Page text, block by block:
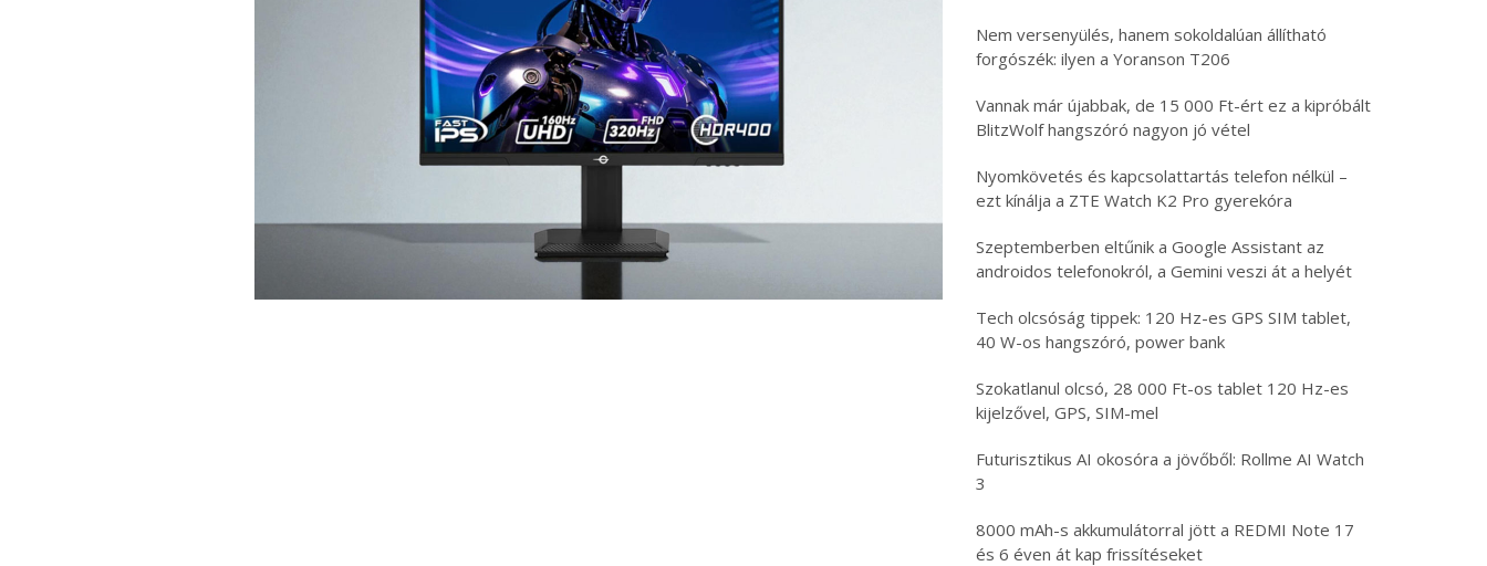
Nem versenyülés, hanem sokoldalúan állítható
forgószék: ilyen a Yoranson T206
Vannak már újabbak, de 15 000 Ft-ért ez a kipróbált
BlitzWolf hangszóró nagyon jó vétel
Nyomkövetés és kapcsolattartás telefon nélkül –
ezt kínálja a ZTE Watch K2 Pro gyerekóra
Szeptemberben eltűnik a Google Assistant az
androidos telefonokról, a Gemini veszi át a helyét
Tech olcsóság tippek: 120 Hz-es GPS SIM tablet,
40 W-os hangszóró, power bank
Szokatlanul olcsó, 28 000 Ft-os tablet 120 Hz-es
kijelzővel, GPS, SIM-mel
Futurisztikus AI okosóra a jövőből: Rollme AI Watch
3
8000 mAh-s akkumulátorral jött a REDMI Note 17
és 6 éven át kap frissítéseket